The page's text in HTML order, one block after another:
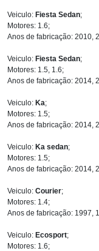
Veiculo: Fiesta Sedan;
Motores: 1.6;
Anos de fabricação: 2010,
Veiculo: Fiesta Sedan;
Motores: 1.5, 1.6;
Anos de fabricação: 2014,
Veiculo: Ka;
Motores: 1.5;
Anos de fabricação: 2014,
Veiculo: Ka sedan;
Motores: 1.5;
Anos de fabricação: 2014,
Veiculo: Courier;
Motores: 1.4;
Anos de fabricação: 1997,
Veiculo: Ecosport;
Motores: 1.6;